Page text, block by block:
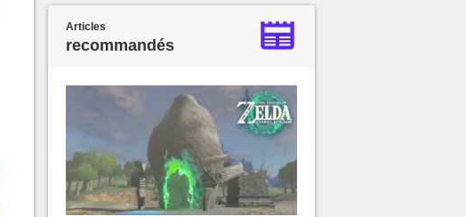
Articles
recommandés